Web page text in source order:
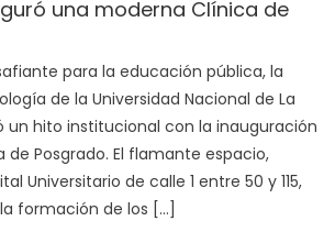
una moderna Clínica de
para la educación pública, la
de la Universidad Nacional de La
un hito institucional con la inauguración
de Posgrado. El flamante espacio,
Universitario de calle 1 entre 50 y 115,
formación de los […]